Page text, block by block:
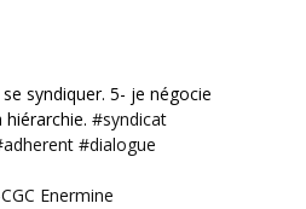
syndiquer. 5- je négocie
#syndicat
#dialogue
Enermine